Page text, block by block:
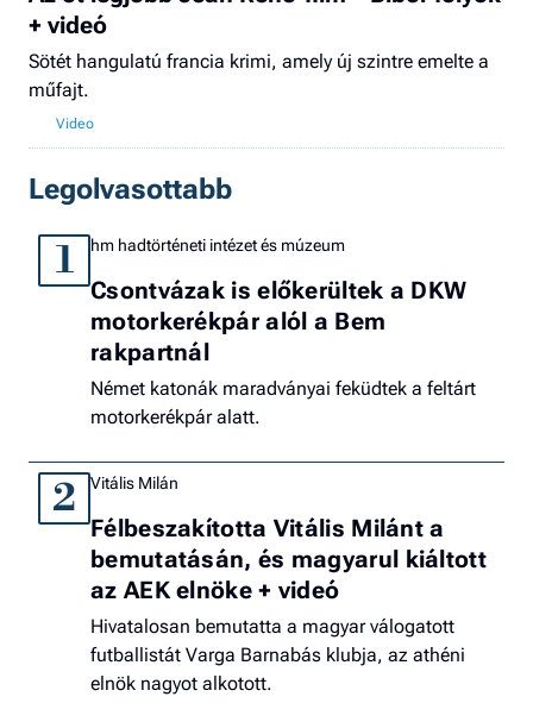
+ videó
Sötét hangulatú francia krimi, amely új szintre emelte a
műfajt.
Legolvasottabb
1 hm hadtörténeti intézet és múzeum
Csontvázak is előkerültek a DKW
motorkerékpár alól a Bem
rakpartnál
Német katonák maradványai feküdtek a feltárt
motorkerékpár alatt.
2 Vitális Milán
Félbeszakította Vitális Milánt a
bemutatásán, és magyarul kiáltott
az AEK elnöke + videó
Hivatalosan bemutatta a magyar válogatott
futballistát Varga Barnabás klubja, az athéni
elnök nagyot alkotott.